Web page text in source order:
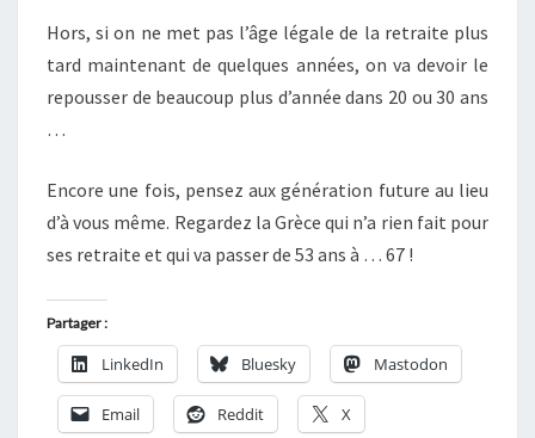
Hors, si on ne met pas l’âge légale de la retraite plus
tard maintenant de quelques années, on va devoir le
repousser de beaucoup plus d’année dans 20 ou 30 ans
…
Encore une fois, pensez aux génération future au lieu
d’à vous même. Regardez la Grèce qui n’a rien fait pour
ses retraite et qui va passer de 53 ans à … 67 !
Partager :
LinkedIn Bluesky Mastodon
Email Reddit X